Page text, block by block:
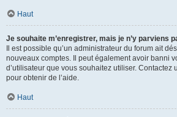
Haut
Je souhaite m’enregistrer, mais je n’y parviens
Il est possible qu’un administrateur du forum ait
nouveaux comptes. Il peut également avoir banni
d’utilisateur que vous souhaitez utiliser. Contactez
pour obtenir de l’aide.
Haut